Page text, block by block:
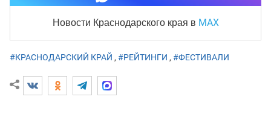
Новости Краснодарского края в MAX
#КРАСНОДАРСКИЙ КРАЙ , #РЕЙТИНГИ , #ФЕСТИВАЛИ